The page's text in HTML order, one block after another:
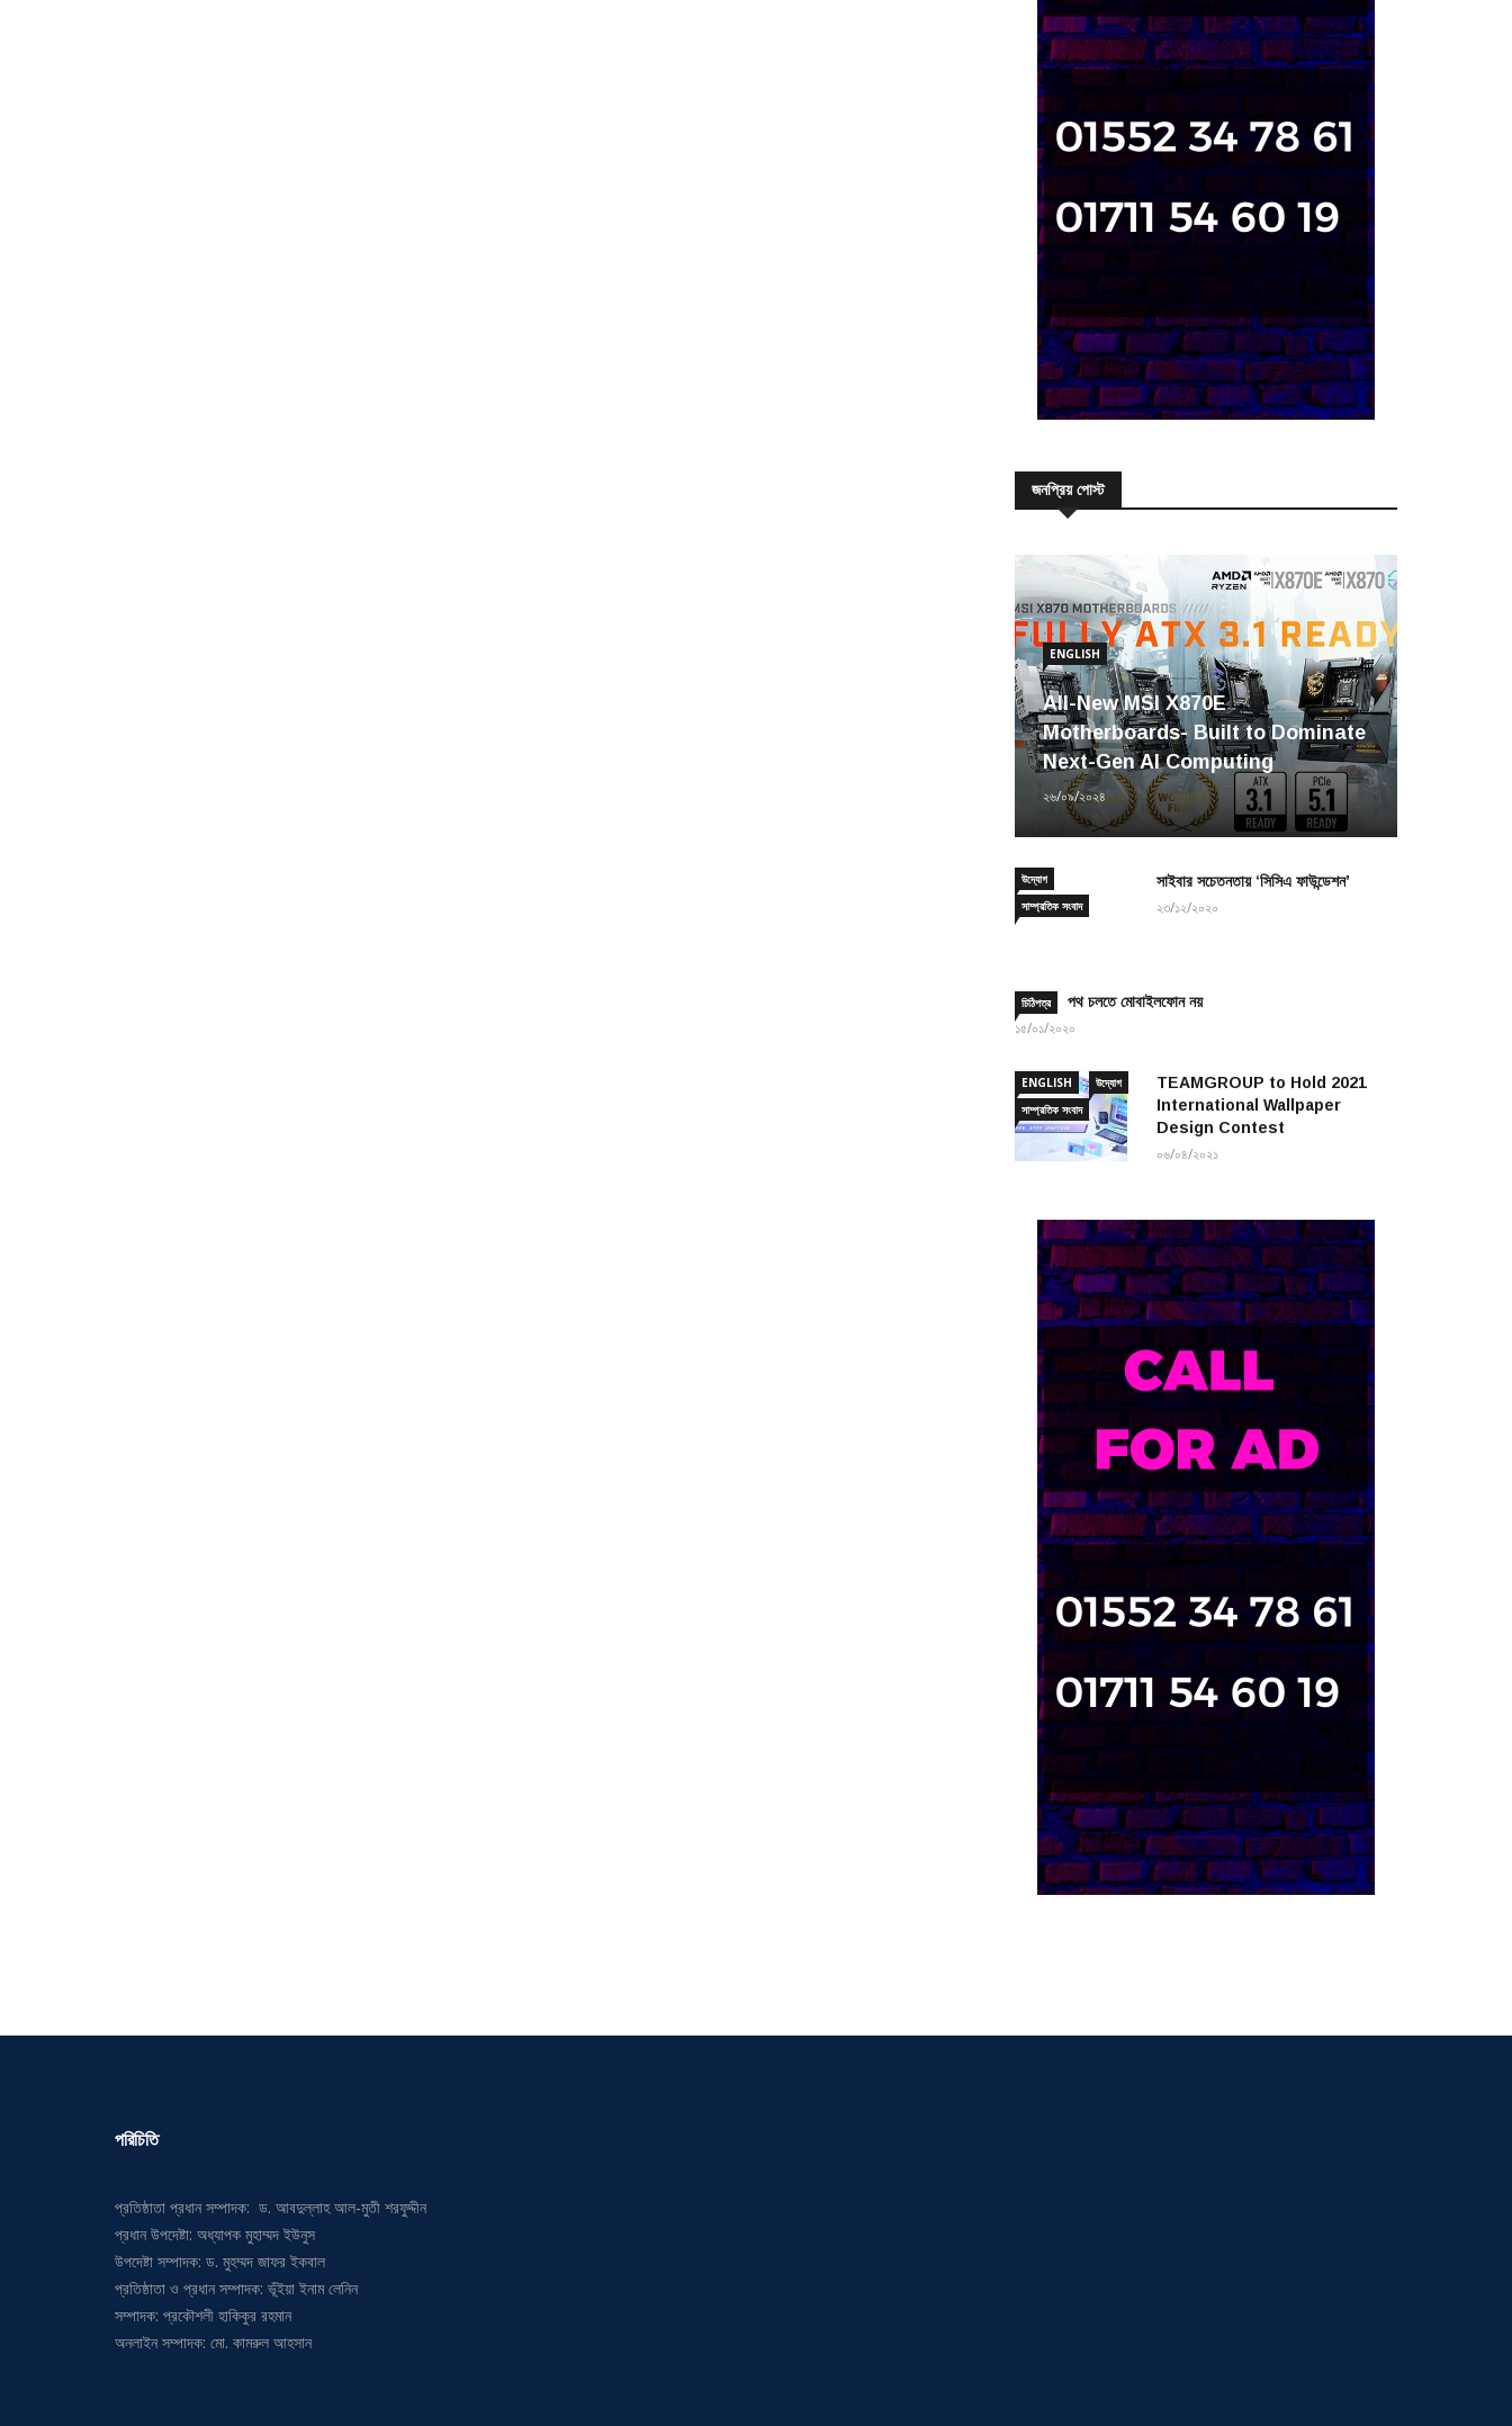
জনপ্রিয় পোস্ট
ENGLISH
All-New MSI X870E
Motherboards- Built to Dominate
Next-Gen AI Computing
২৬/০৯/২০২৪
উদ্যোগ
সাম্প্রতিক সংবাদ
সাইবার সচেতনতায় ‘সিসিএ ফাউন্ডেশন’
২৩/১২/২০২০
চিঠিপত্র পথ চলতে মোবাইলফোন নয়
১৫/০১/২০২০
ENGLISH
উদ্যোগ
সাম্প্রতিক সংবাদ
TEAMGROUP to Hold 2021
International Wallpaper
Design Contest
০৬/০৪/২০২১
পরিচিতি
প্রতিষ্ঠাতা প্রধান সম্পাদক: ড. আবদুল্লাহ আল-মুতী শরফুদ্দীন
প্রধান উপদেষ্টা: অধ্যাপক মুহাম্মদ ইউনুস
উপদেষ্টা সম্পাদক: ড. মুহম্মদ জাফর ইকবাল
প্রতিষ্ঠাতা ও প্রধান সম্পাদক: ভূঁইয়া ইনাম লেনিন
সম্পাদক: প্রকৌশলী হাকিকুর রহমান
অনলাইন সম্পাদক: মো. কামরুল আহসান